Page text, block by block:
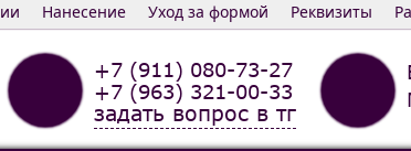
Реквизиты
Уход за формой
Нанесение
+7 (911) 080-73-27
+7 (963) 321-00-33
задать вопрос в тг